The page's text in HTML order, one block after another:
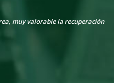
muy valorable la recuperación